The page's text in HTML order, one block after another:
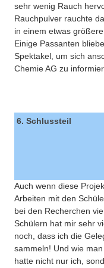
sehr wenig Rauch
Rauchpulver rauchte
in einem etwas
Einige Passanten
Spektakel, um sich
Chemie AG zu
6. Schlussteil
Auch wenn diese
Arbeiten mit den
bei den Recherchen
Schülern hat mir sehr
noch, dass ich die
sammeln! Und wie
hatte nicht nur ich,